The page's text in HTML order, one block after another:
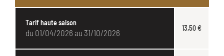
Tarif haute saison
du 01/04/2026 au 31/10/2026 13,50 €